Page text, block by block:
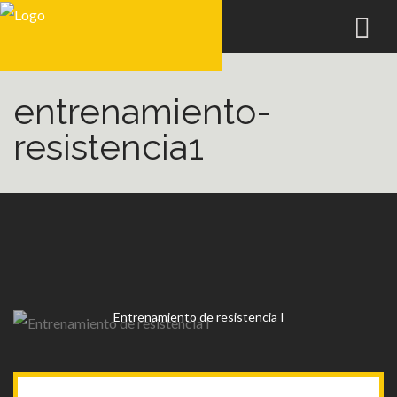
entrenamiento-
resistencia1
Entrenamiento de resistencia I